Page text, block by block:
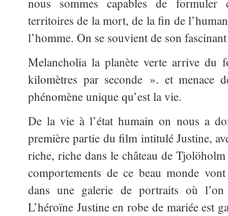
nous sommes capables de
territoires de la mort, de la fin de
l’homme. On se souvient de son
Melancholia la planète verte arrive du
kilomètres par seconde ». et menace
phénomène unique qu’est la vie.
De la vie à l’état humain on nous a
première partie du film intitulé Justine,
riche, riche dans le château de
comportements de ce beau monde
dans une galerie de portraits où l’on
L’héroïne Justine en robe de mariée est